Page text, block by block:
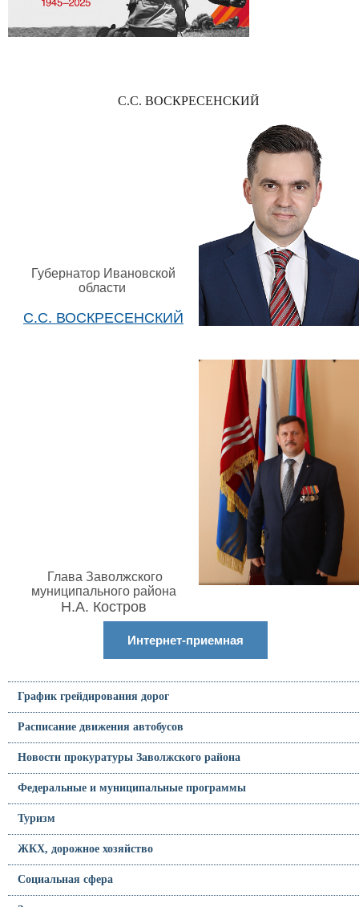
С.С. ВОСКРЕСЕНСКИЙ
Губернатор Ивановской
области
С.С. ВОСКРЕСЕНСКИЙ
Глава Заволжского
муниципального района
Н.А. Костров
Интернет-приемная
График грейдирования дорог
Расписание движения автобусов
Новости прокуратуры Заволжского района
Федеральные и муниципальные программы
Туризм
ЖКХ, дорожное хозяйство
Социальная сфера